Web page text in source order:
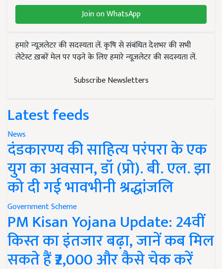
Join on WhatsApp
हमारे न्यूज़लेटर की सदस्यता लें. कृषि से संबंधित देशभर की सभी
लेटेस्ट ख़बरें मेल पर पढ़ने के लिए हमारे न्यूज़लेटर की सदस्यता लें.
Subscribe Newsletters
Latest feeds
News
दंडकारण्य की साहित्य परंपरा के एक
युग का अवसान, डॉ (प्रो). बी. एल. झा
को दी गई भावभीनी श्रद्धांजलि
Government Scheme
PM Kisan Yojana Update: 24वीं
किस्त का इंतजार बढ़ा, जानें कब मिल
सकते हैं ₹2,000 और कैसे चेक करें